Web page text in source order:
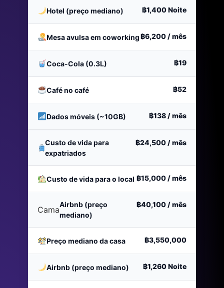
Hotel (preço mediano) ฿1,400Noite
Mesa avulsa em coworking฿6,200 / mês
Coca-Cola (0.3L) ฿19
Café no café ฿52
Dados móveis (~10GB) ฿138 / mês
Custo de vida para
expatriados
฿24,500 / mês
Custo de vida para o local ฿15,000 / mês
Cama
Airbnb (preço
mediano)
฿40,100 / mês
Preço mediano da casa ฿3,550,000
Airbnb (preço mediano) ฿1,260Noite